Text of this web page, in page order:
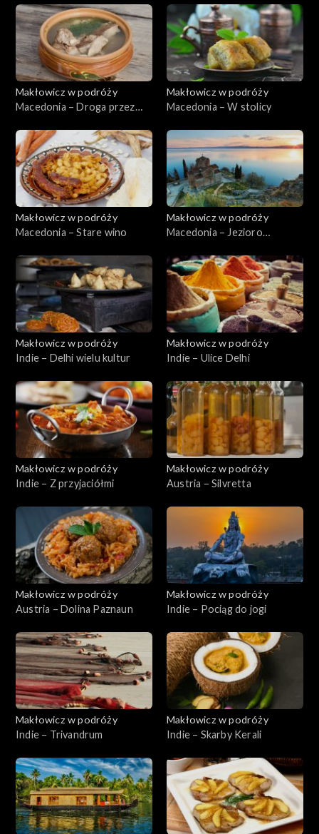
Makłowicz w podróży
Macedonia – Droga przez
Makłowicz w podróży
Macedonia – W stolicy
Makłowicz w podróży
Macedonia – Stare wino
Makłowicz w podróży
Macedonia – Jezioro
Makłowicz w podróży
Indie – Delhi wielu kultur
Makłowicz w podróży
Indie – Ulice Delhi
Makłowicz w podróży
Indie – Z przyjaciółmi
Makłowicz w podróży
Austria – Silvretta
Makłowicz w podróży
Austria – Dolina Paznaun
Makłowicz w podróży
Indie – Pociąg do jogi
Makłowicz w podróży
Indie – Trivandrum
Makłowicz w podróży
Indie – Skarby Kerali